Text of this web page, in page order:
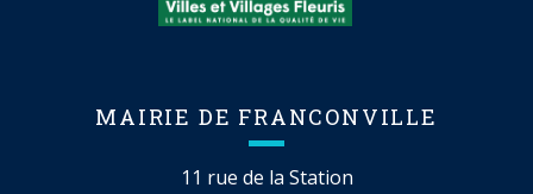
MAIRIE DE FRANCONVILLE
11 rue de la Station